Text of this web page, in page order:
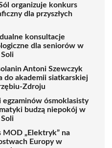
organizuje konkurs
dla przyszłych
konsultacje
dla seniorów w
Antoni Szewczyk
do akademii siatkarskiej
Zdroju
ósmoklasisty
budzą niepokój w
MOD „Elektryk” na
Europy w